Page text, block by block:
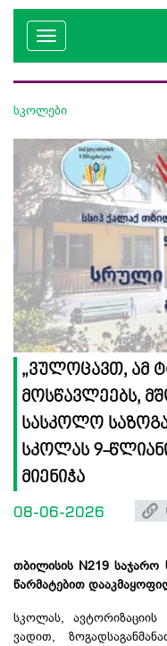
სკოლები
„ვულოცავთ, ამ
მოსწავლეებს,
სასკოლო
სკოლას 9-
მიენიჭა
08-06-2026
თბილისის N219 საჯარო
წარმატებით
სკოლას,
ვადით,